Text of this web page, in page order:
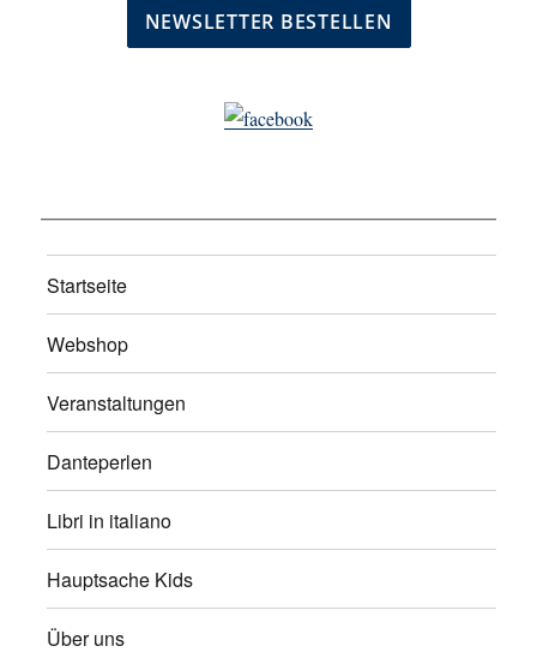
Startseite
Webshop
Veranstaltungen
Danteperlen
Libri in italiano
Hauptsache Kids
Über uns